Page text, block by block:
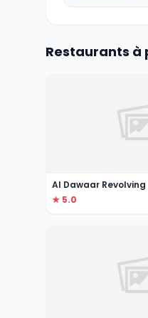
Restaurants à
Al Dawaar
★ 5.0